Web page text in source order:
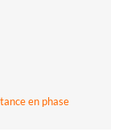
en phase